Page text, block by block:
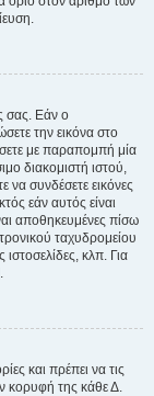
σας. Εάν ο
την εικόνα στο
με παραπομπή μία
διακομιστή ιστού,
συνδέσετε εικόνες
εάν αυτός είναι
αποθηκευμένες πίσω
ταχυδρομείου
κλπ. Για
και πρέπει να τις
κορυφή της κάθε Δ.